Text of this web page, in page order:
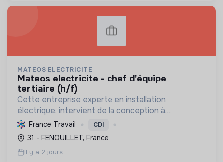
MATEOS ELECTRICITE
mateos electricite - chef d'équipe
tertiaire (h/f)
Cette entreprise experte en installation
électrique, intervient de la conception à
l'exploitation, notamment pour les centrales
photovoltaïques. Elle contribue à la transition
écologique avec son Labe...
France Travail CDI
31 - FENOUILLET, France
Il y a 2 jours